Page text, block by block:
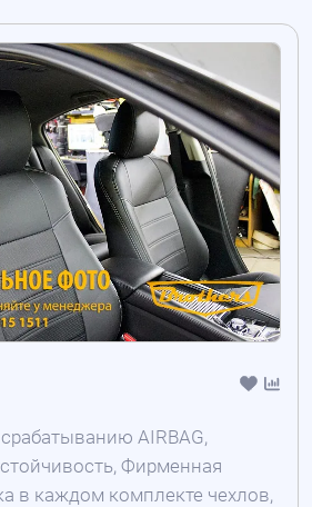
AIRBAG,
Фирменная
в каждом комплекте чехлов,